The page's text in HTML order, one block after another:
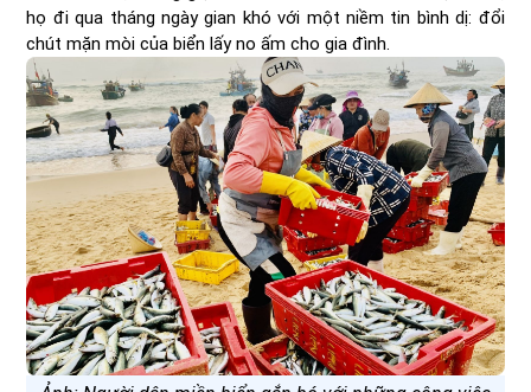
họ đi qua tháng ngày gian khó với một niềm tin bình dị: đổi
chút mặn mòi của biển lấy no ấm cho gia đình.